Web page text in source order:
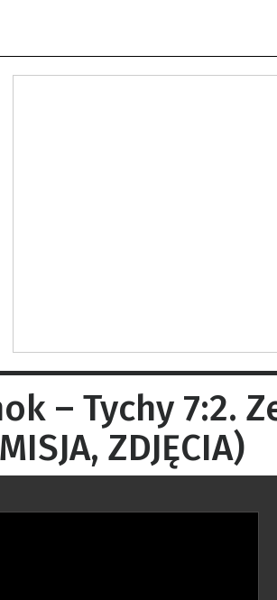
– Tychy 7:2.
ZDJĘCIA)